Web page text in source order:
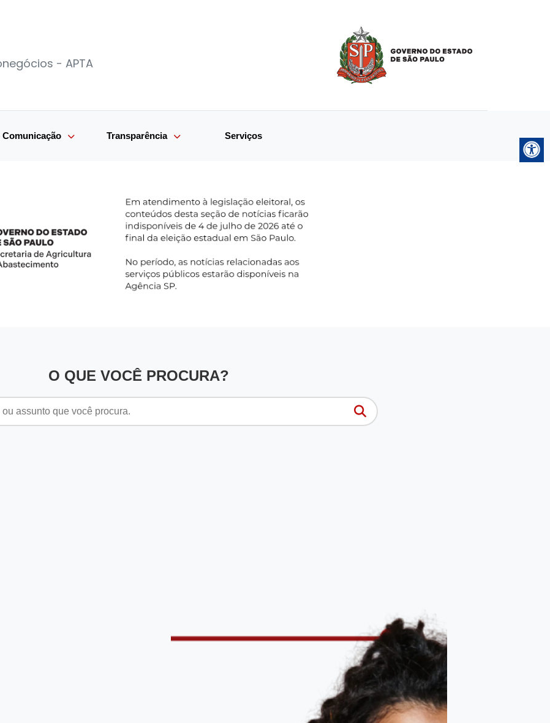
- APTA
Comunicação Transparência Serviços
O QUE VOCÊ PROCURA?